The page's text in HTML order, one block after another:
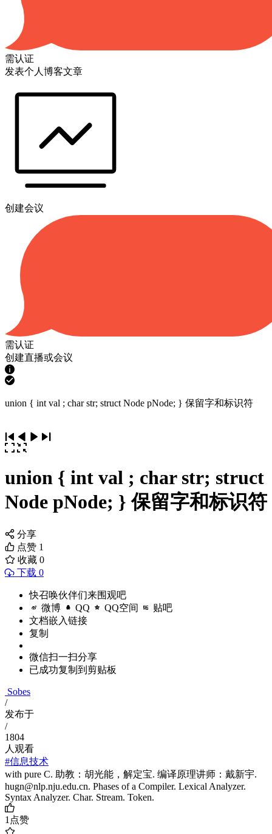
需认证
发表个人博客文章
创建会议
需认证
创建直播或会议
union { int val ; char str; struct Node pNode; } 保留字和标识符
union { int val ; char str; struct
Node pNode; } 保留字和标识符
分享
点赞 1
收藏 0
下载 0
快召唤伙伴们来围观吧
微博 QQ QQ空间 贴吧
文档嵌入链接
复制
微信扫一扫分享
已成功复制到剪贴板
Sobes
/
发布于
/
1804
人观看
#信息技术
with pure C. 助教：胡光能，解定宝. 编译原理讲师：戴新宇.
hugn@nlp.nju.edu.cn. Phases of a Compiler. Lexical Analyzer.
Syntax Analyzer. Char. Stream. Token.
1点赞